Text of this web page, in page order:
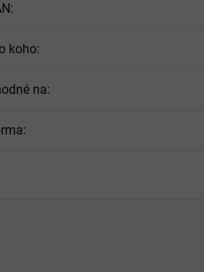
:
koho:
na:
: